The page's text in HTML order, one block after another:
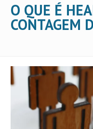
O QUE É
CONTAGEM